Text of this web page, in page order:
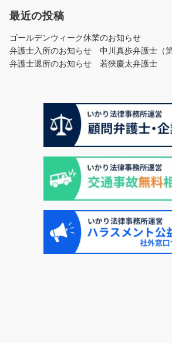
最近の投稿
ゴールデンウィーク休業のお知らせ
弁護士入所のお知らせ 中川真歩弁護士（第
弁護士退所のお知らせ 若狹慶太弁護士